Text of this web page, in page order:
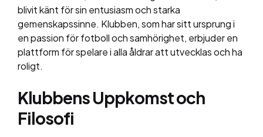
blivit känt för sin entusiasm och starka
gemenskapssinne. Klubben, som har sitt ursprung i
en passion för fotboll och samhörighet, erbjuder en
plattform för spelare i alla åldrar att utvecklas och ha
roligt.
Klubbens Uppkomst och
Filosofi